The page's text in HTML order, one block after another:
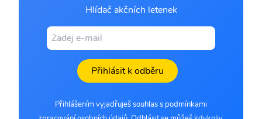
Hlídač akčních letenek
Přihlásit k odběru
Přihlášením vyjadřuješ souhlas s podmínkami